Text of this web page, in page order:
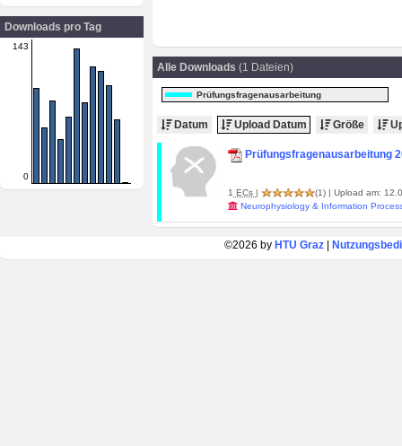
Downloads pro Tag
143
0
Alle Downloads (1 Dateien)
Prüfungsfragenausarbeitung
Datum Upload Datum Größe
Prüfungsfragenausarbeitung
1 ECs | (1) | Upload am:
Neurophysiology & Information
©2026 by HTU Graz|